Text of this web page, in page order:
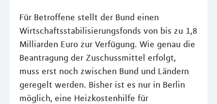
Für Betroffene stellt der Bund einen
Wirtschaftsstabilisierungsfonds von bis zu 1,8
Milliarden Euro zur Verfügung. Wie genau die
Beantragung der Zuschussmittel erfolgt,
muss erst noch zwischen Bund und Ländern
geregelt werden. Bisher ist es nur in Berlin
möglich, eine Heizkostenhilfe für